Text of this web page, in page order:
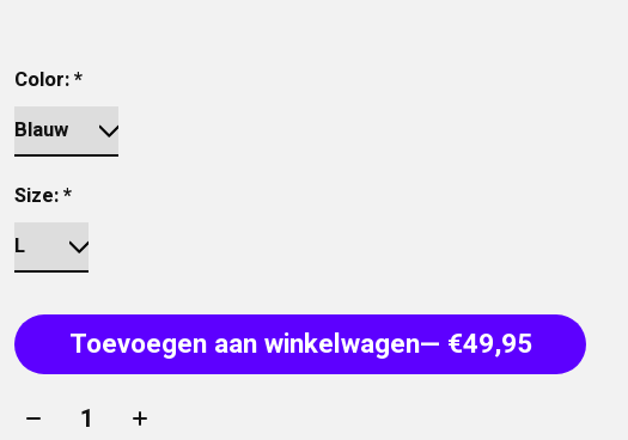
Color:*
Size:*
Toevoegen aan winkelwagen
— €49,95
Aantal: